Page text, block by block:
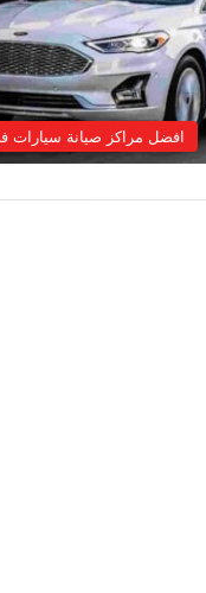
افضل مراكز صيانة سيارات